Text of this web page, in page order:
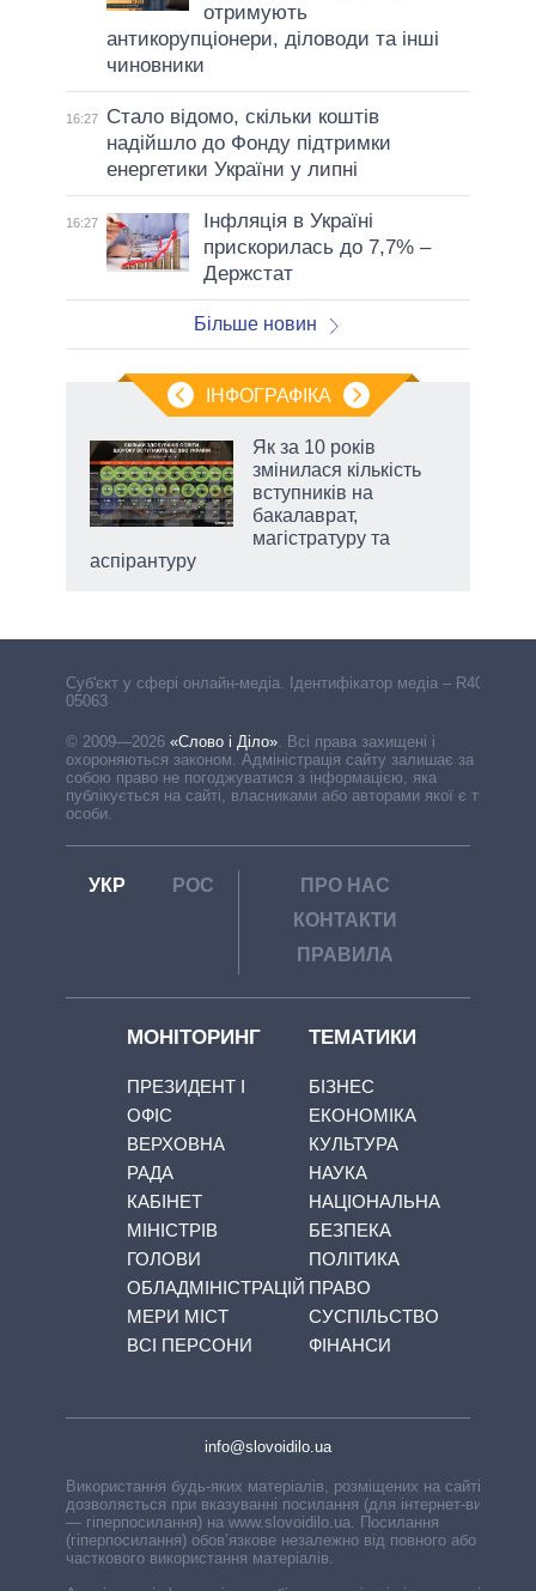
отримують
антикорупціонери, діловоди та інші
чиновники
16:27
Стало відомо, скільки коштів
надійшло до Фонду підтримки
енергетики України у липні
16:27
Інфляція в Україні
прискорилась до 7,7% –
Держстат
Більше новин
ІНФОГРАФІКА
Як за 10 років
змінилася кількість
вступників на
бакалаврат,
магістратуру та
аспірантуру
Cуб'єкт у сфері онлайн-медіа. Ідентифікатор медіа – R40-
05063
© 2009—2026 «Слово і Діло». Всі права захищені і
охороняються законом. Адміністрація сайту залишає за
собою право не погоджуватися з інформацією, яка
публікується на сайті, власниками або авторами якої є треті
особи.
УКР РОС
ПРО НАС
КОНТАКТИ
ПРАВИЛА
МОНІТОРИНГ
ПРЕЗИДЕНТ І
ОФІС
ВЕРХОВНА
РАДА
КАБІНЕТ
МІНІСТРІВ
ГОЛОВИ
ОБЛАДМІНІСТРАЦІЙ
МЕРИ МІСТ
ВСІ ПЕРСОНИ
ТЕМАТИКИ
БІЗНЕС
ЕКОНОМІКА
КУЛЬТУРА
НАУКА
НАЦІОНАЛЬНА
БЕЗПЕКА
ПОЛІТИКА
ПРАВО
СУСПІЛЬСТВО
ФІНАНСИ
info@slovoidilo.ua
Використання будь-яких матеріалів, розміщених на сайті,
дозволяється при вказуванні посилання (для інтернет-видань
— гіперпосилання) на www.slovoidilo.ua. Посилання
(гіперпосилання) обов’язкове незалежно від повного або
часткового використання матеріалів.